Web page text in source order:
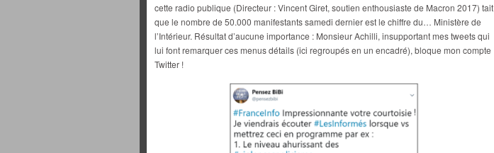
cette radio publique (Directeur : Vincent Giret, soutien enthousiaste de Macron 2017) tait
que le nombre de 50.000 manifestants samedi dernier est le chiffre du… Ministère de
l’Intérieur. Résultat d’aucune importance : Monsieur Achilli, insupportant mes tweets qui
lui font remarquer ces menus détails (ici regroupés en un encadré), bloque mon compte
Twitter !